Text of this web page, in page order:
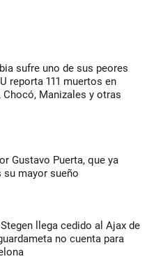
sufre uno de sus peores
reporta 111 muertos en
Chocó, Manizales y otras
Gustavo Puerta, que ya
mayor sueño
llega cedido al Ajax de
no cuenta para